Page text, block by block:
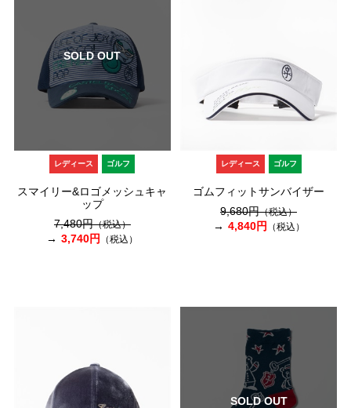
SOLD OUT
レディース ゴルフ
スマイリー&ロゴメッシュキャ
ップ
7,480円（税込）
3,740円 （税込）
レディース ゴルフ
ゴムフィットサンバイザー
9,680円（税込）
4,840円 （税込）
SOLD OUT